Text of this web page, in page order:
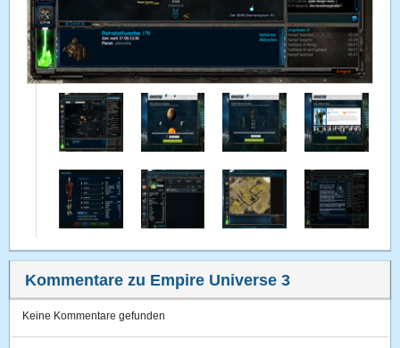
Kommentare zu Empire Universe 3
Keine Kommentare gefunden